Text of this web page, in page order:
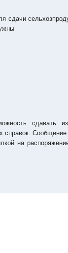
сдавать
Сообщение
на